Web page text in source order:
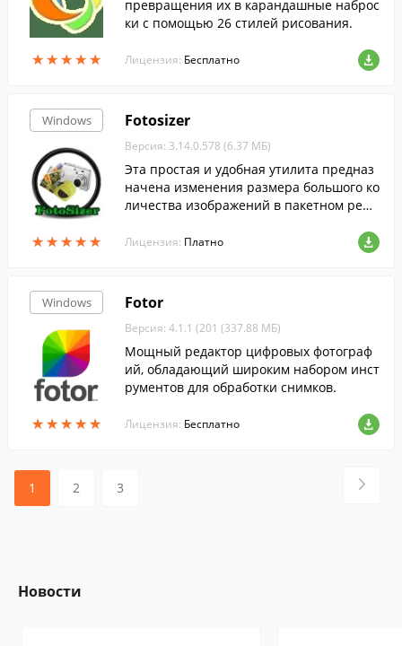
★★★★★
★★★★★
превращения их в карандашные наброс
ки с помощью 26 стилей рисования.
Лицензия: Бесплатно
Windows
★★★★★
★★★★★
Fotosizer
Версия: 3.14.0.578 (6.37 МБ)
Эта простая и удобная утилита предназ
начена изменения размера большого ко
личества изображений в пакетном режи
Лицензия: Платно
Windows
★★★★★
★★★★★
Fotor
Версия: 4.1.1 (201 (337.88 МБ)
Мощный редактор цифровых фотограф
ий, обладающий широким набором инст
рументов для обработки снимков.
Лицензия: Бесплатно
1 2 3
Новости